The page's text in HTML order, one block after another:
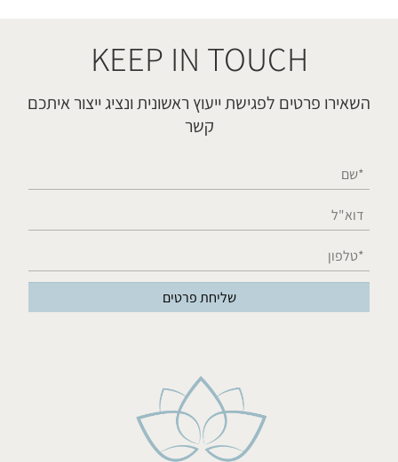
KEEP IN TOUCH
השאירו פרטים לפגישת ייעוץ ראשונית ונציג ייצור איתכם
קשר